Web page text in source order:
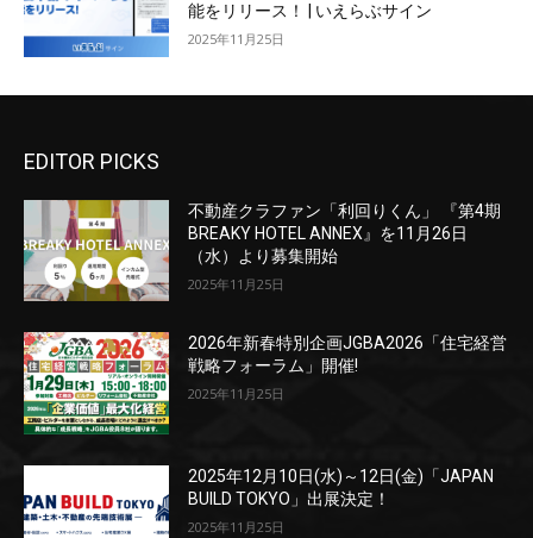
能をリリース！ | いえらぶサイン
2025年11月25日
EDITOR PICKS
不動産クラファン「利回りくん」 『第4期
BREAKY HOTEL ANNEX』を11月26日
（水）より募集開始
2025年11月25日
2026年新春特別企画JGBA2026「住宅経営
戦略フォーラム」開催!
2025年11月25日
2025年12月10日(水)～12日(金)「JAPAN
BUILD TOKYO」出展決定！
2025年11月25日